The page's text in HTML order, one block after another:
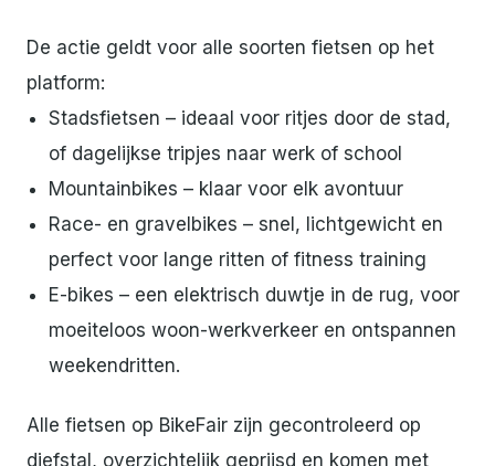
De actie geldt voor alle soorten fietsen op het
platform:
Stadsfietsen – ideaal voor ritjes door de stad,
of dagelijkse tripjes naar werk of school
Mountainbikes – klaar voor elk avontuur
Race- en gravelbikes – snel, lichtgewicht en
perfect voor lange ritten of fitness training
E-bikes – een elektrisch duwtje in de rug, voor
moeiteloos woon-werkverkeer en ontspannen
weekendritten.
Alle fietsen op BikeFair zijn gecontroleerd op
diefstal, overzichtelijk geprijsd en komen met